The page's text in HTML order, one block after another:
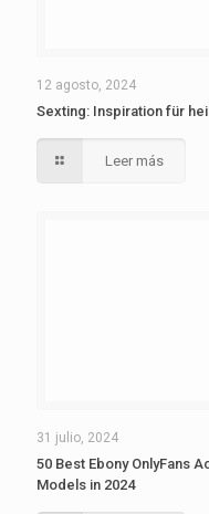
12 agosto, 2024
Sexting: Inspiration für
Leer más
31 julio, 2024
50 Best Ebony OnlyFans
Models in 2024